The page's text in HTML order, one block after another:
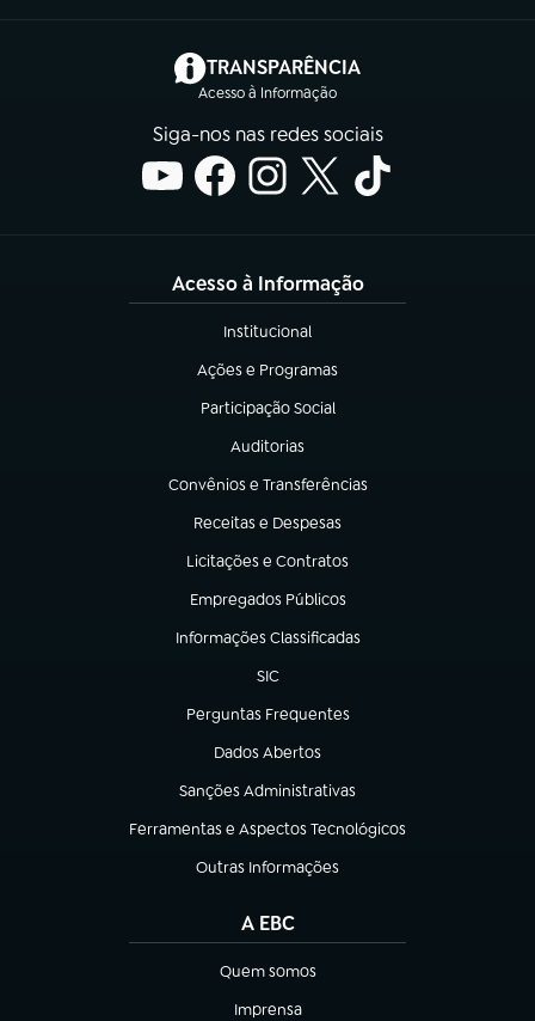
TRANSPARÊNCIA
Acesso à Informação
(abre em nova aba)
Siga-nos nas redes sociais
Acesso à Informação
Institucional
(abre em nova aba)
Ações e Programas
(abre em nova aba)
Participação Social
(abre em nova aba)
Auditorias
(abre em nova aba)
Convênios e Transferências
(abre em nova aba)
Receitas e Despesas
(abre em nova aba)
Licitações e Contratos
(abre em nova aba)
Empregados Públicos
(abre em nova aba)
Informações Classificadas
(abre em nova aba)
SIC
(abre em nova aba)
Perguntas Frequentes
(abre em nova aba)
Dados Abertos
(abre em nova aba)
Sanções Administrativas
(abre em nova aba)
Ferramentas e Aspectos Tecnológicos
(abre em nova aba)
Outras Informações
(abre em nova aba)
A EBC
Quem somos
(abre em nova aba)
Imprensa